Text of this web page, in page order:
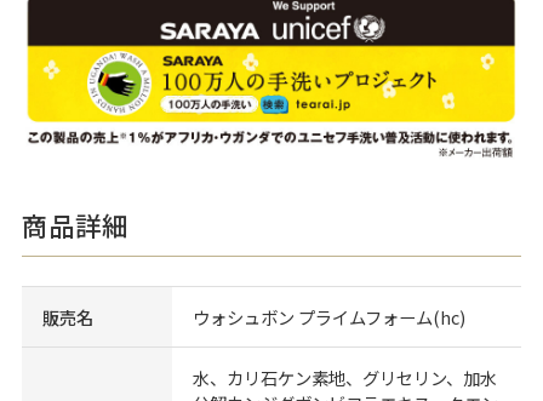
商品詳細
販売名 ウォシュボン プライムフォーム(hc)
水、カリ石ケン素地、グリセリン、加水